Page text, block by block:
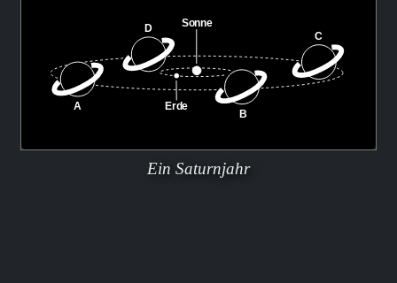
Ein Saturnjahr